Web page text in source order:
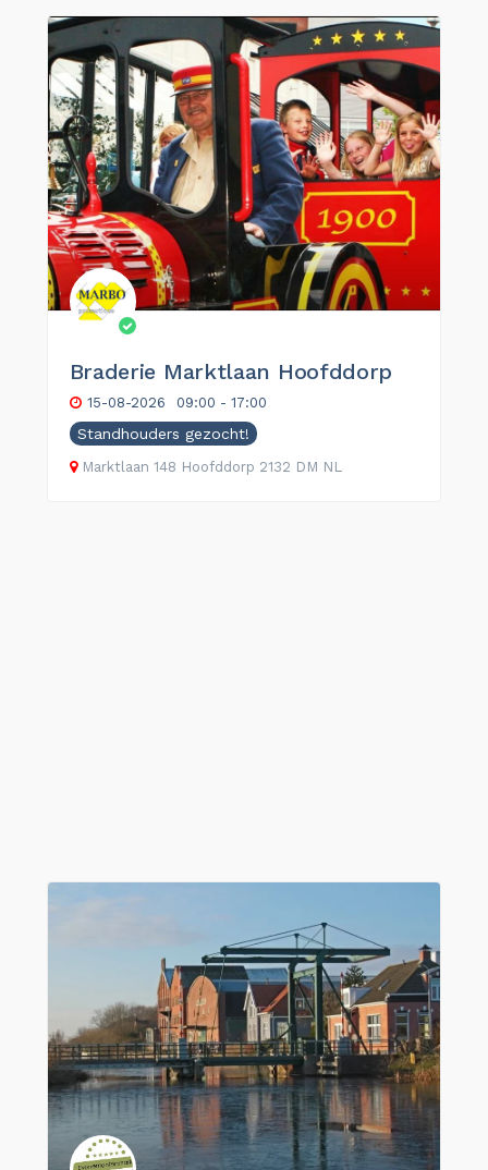
Braderie Marktlaan Hoofddorp
15-08-2026 09:00 - 17:00
Standhouders gezocht!
Marktlaan 148 Hoofddorp 2132 DM NL